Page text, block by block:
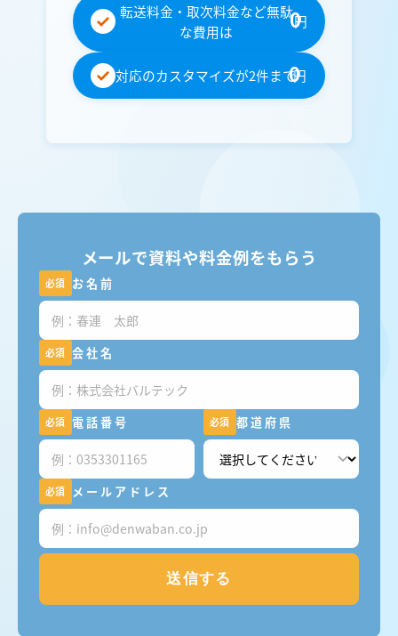
転送料金・取次料金など無駄
な費用は
0円
対応のカスタマイズが2件まで0円
メールで資料や料金例をもらう
必須 お名前
必須 会社名
必須 電話番号 必須 都道府県
必須 メールアドレス